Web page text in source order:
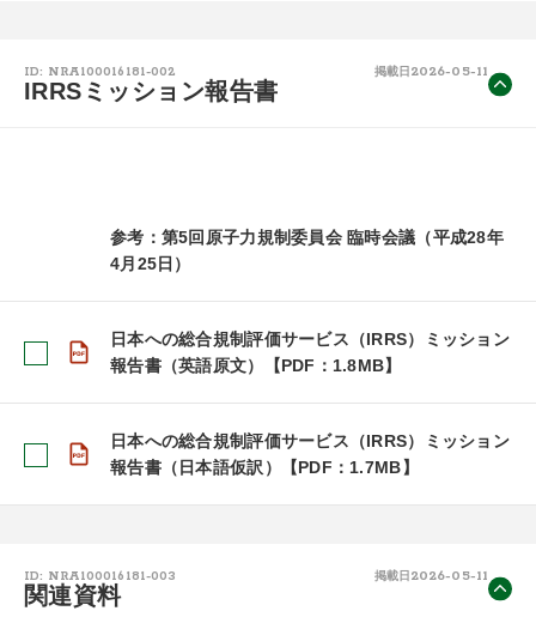
ID: NRA100016181-002 掲載日 2026-05-11
IRRSミッション報告書
参考：第5回原子力規制委員会 臨時会議（平成28年
4月25日）
日本への総合規制評価サービス（IRRS）ミッション
報告書（英語原文）【PDF：1.8MB】
日本への総合規制評価サービス（IRRS）ミッション
報告書（日本語仮訳）【PDF：1.7MB】
ID: NRA100016181-003 掲載日 2026-05-11
関連資料